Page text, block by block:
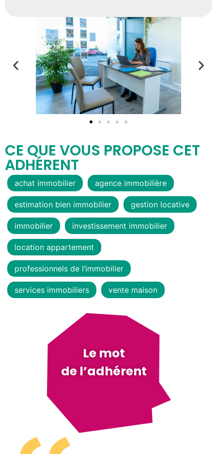
CE QUE VOUS PROPOSE CET
ADHÉRENT
achat immobilier agence immobilière
estimation bien immobilier gestion locative
immobilier investissement immobilier
location appartement
professionnels de l’immobilier
services immobiliers vente maison
Le mot
de l’adhérent